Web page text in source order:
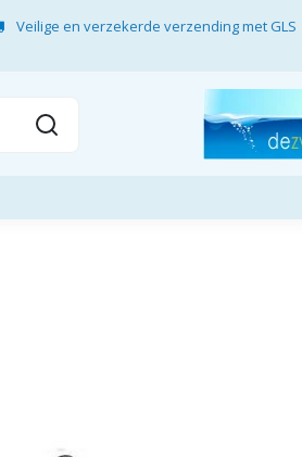
Veilige en verzekerde verzending met GLS